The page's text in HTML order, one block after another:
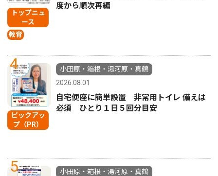
トップニュ
ース
教育
度から順次再編
4
ピックアッ
プ（PR）
小田原・箱根・湯河原・真鶴
2026.08.01
自宅便座に簡単設置 非常用トイレ 備えは
必須 ひとり１日５回分目安
5
小田原・箱根・湯河原・真鶴